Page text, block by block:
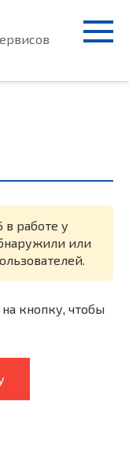
в работе у
или
кнопку, чтобы